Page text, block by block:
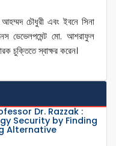
আহম্মদ চৌধুরী এবং ইবনে সিনা
ডেভেলপমেন্ট মো. আশরাফুল
চুক্তিতে স্বাক্ষর করেন।
Dr. Razzak :
Security by Finding
Alternative